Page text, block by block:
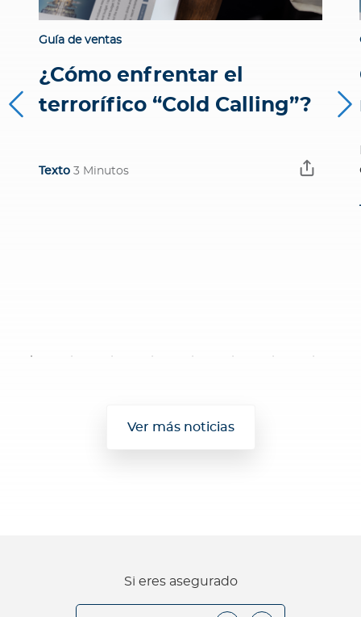
Guía de ventas
¿Cómo enfrentar el
terrorífico “Cold Calling”?
Texto 3 Minutos
Ver más noticias
Si eres asegurado